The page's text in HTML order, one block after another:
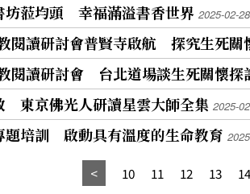
坊蒞均頭 幸福滿溢書香世界 2025-02-28
閱讀研討會普賢寺啟航 探究生死關
閱讀研討會 台北道場談生死關懷探
東京佛光人研讀星雲大師全集 2025-
題培訓 啟動具有溫度的生命教育
10 11 12 13 14